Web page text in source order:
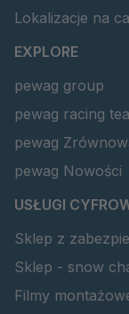
Lokalizacje na
EXPLORE
pewag group
pewag racing
pewag
pewag Nowości
USŁUGI
Sklep z
Sklep - snow
Filmy